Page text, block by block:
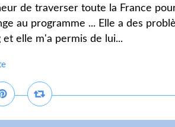
de traverser toute la France
au programme ... Elle a des
elle m'a permis de lui...